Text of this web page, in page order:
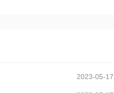
2023-05-17